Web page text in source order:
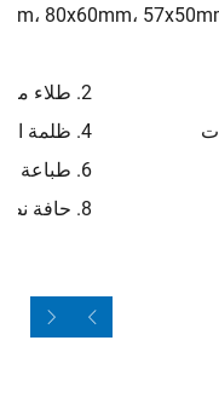
2. طلاء متساوٍ
4. ظلمة الصورة 1.3
6. طباعة أولية بواسطة الشركة المصنعة الأصلية (OEM)
8. حافة نظيفة